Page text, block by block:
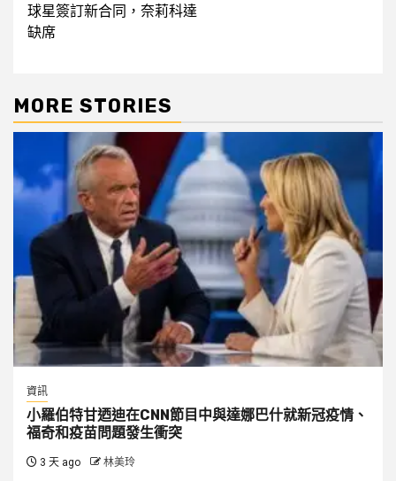
球星簽訂新合同，奈莉科達
缺席
MORE STORIES
資訊
小羅伯特甘迺迪在CNN節目中與達娜巴什就新冠疫情、
福奇和疫苗問題發生衝突
3 天 ago 林美玲